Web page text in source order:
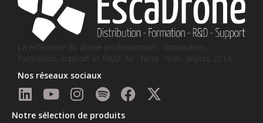
La référence du drone professionnel : distribution,
formation, support et R&D. Air · terre · mer, depuis 2014.
Nos réseaux sociaux
Notre sélection de produits